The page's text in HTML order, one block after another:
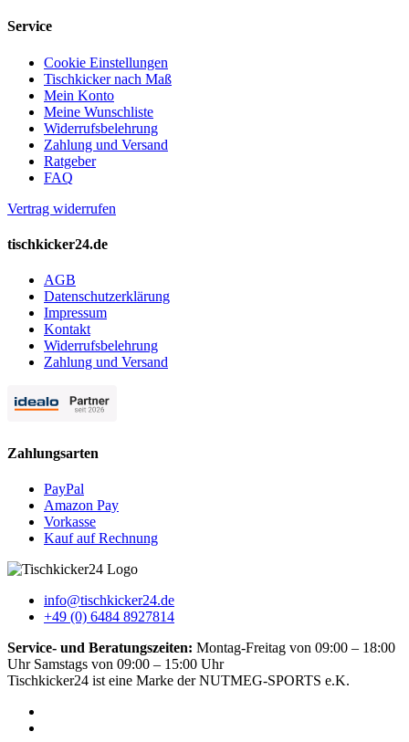
Service
Cookie Einstellungen
Tischkicker nach Maß
Mein Konto
Meine Wunschliste
Widerrufsbelehrung
Zahlung und Versand
Ratgeber
FAQ
Vertrag widerrufen
tischkicker24.de
AGB
Datenschutzerklärung
Impressum
Kontakt
Widerrufsbelehrung
Zahlung und Versand
Zahlungsarten
PayPal
Amazon Pay
Vorkasse
Kauf auf Rechnung
info@tischkicker24.de
+49 (0) 6484 8927814
Service- und Beratungszeiten: Montag-Freitag von 09:00 – 18:00
Uhr Samstags von 09:00 – 15:00 Uhr
Tischkicker24 ist eine Marke der NUTMEG-SPORTS e.K.